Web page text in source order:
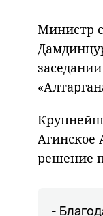
Министр
Агинское
решение
-